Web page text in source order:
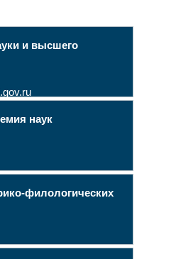
и высшего
наук
филологических